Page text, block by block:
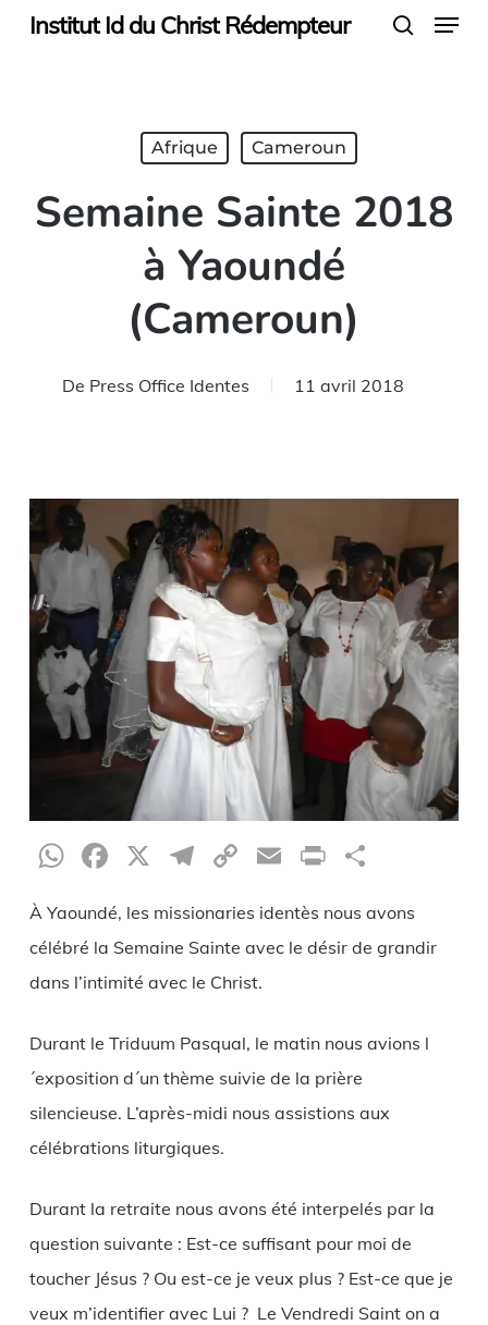
SkipInstitut Id du Christ Rédempteur Menu
Afrique Cameroun
Semaine Sainte 2018
à Yaoundé
(Cameroun)
De Press Office Identes 11 avril 2018
WhatsApp
Facebook
X Telegram
CopyEmailPrint
À Yaoundé, les missionaries identès nous avons
célébré la Semaine Sainte avec le désir de grandir
dans l’intimité avec le Christ.
Durant le Triduum Pasqual, le matin nous avions l
´exposition d´un thème suivie de la prière
silencieuse. L’après-midi nous assistions aux
célébrations liturgiques.
Durant la retraite nous avons été interpelés par la
question suivante : Est-ce suffisant pour moi de
toucher Jésus ? Ou est-ce je veux plus ? Est-ce que je
veux m’identifier avec Lui ? Le Vendredi Saint on a